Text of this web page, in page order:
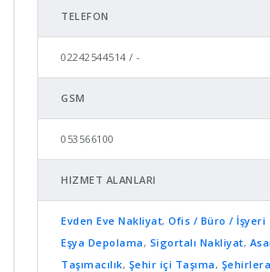
TELEFON
02242544514 / -
GSM
053566100
HIZMET ALANLARI
Evden Eve Nakliyat, Ofis / Büro / İşyeri
Eşya Depolama, Sigortalı Nakliyat,
Taşımacılık, Şehir içi Taşıma,